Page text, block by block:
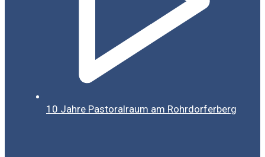
10 Jahre Pastoralraum am Rohrdorferberg